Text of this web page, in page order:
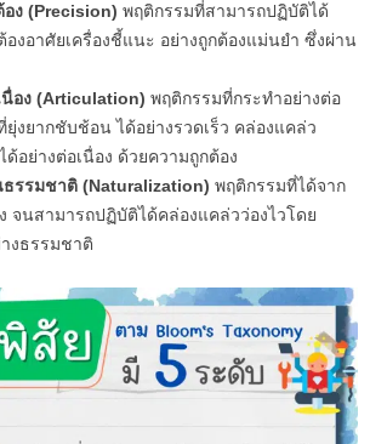
อง (Precision) พฤติกรรมที่สามารถปฏิบัติได้
องอาศัยเครื่องชี้แนะ อย่างถูกต้องแม่นยำ ซึ่งผ่าน
นื่อง (Articulation) พฤติกรรมที่กระทำอย่างต่อ
งยากชับช้อน ได้อย่างรวดเร็ว คล่องแคล่ว
อย่างต่อเนื่อง ด้วยความถูกต้อง
ธรรมชาติ (Naturalization) พฤติกรรมที่ได้จาก
จนสามารถปฏิบัติได้คล่องแคล่วว่องไวโดย
งธรรมชาติ